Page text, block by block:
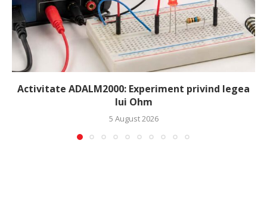
Activitate ADALM2000: Experiment privind legea
lui Ohm
5 August 2026